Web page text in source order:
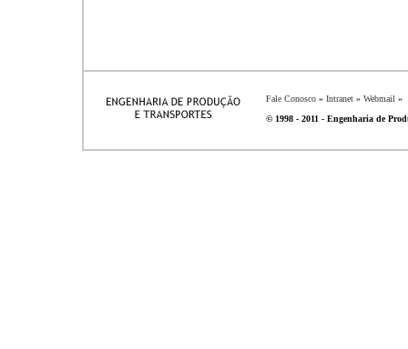
Fale Conosco » Intranet » Webmail »
© 1998 - 2011 - Engenharia de